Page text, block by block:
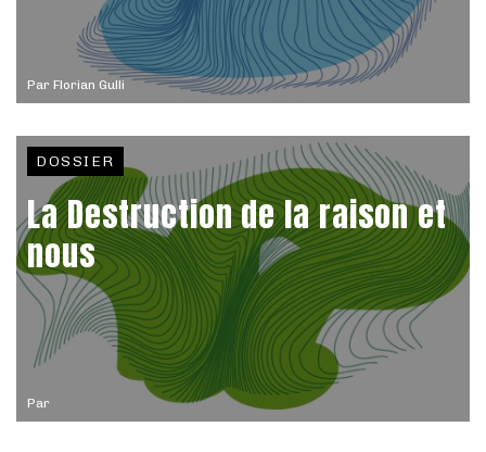
Par Florian Gulli
Par
DOSSIER
La Destruction de la raison et
nous